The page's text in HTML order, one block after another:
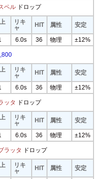
ペルドロップ
リキ
ャ
HIT 属性 安定
6.0s 36 物理 ±12%
リキ
ャ
HIT 属性 安定
6.0s 36 物理 ±12%
ッタ ドロップ
リキ
ャ
HIT 属性 安定
6.0s 36 物理 ±12%
ラッタ ドロップ
リキ
ャ
HIT 属性 安定